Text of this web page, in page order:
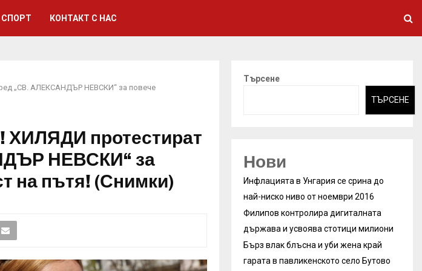
СПОРТ КОНТАКТ С НАС
„СВ. АЛЕКСАНДЪР НЕВСКИ“ за повече
протестират
НЕВСКИ“ за
на пътя! (Снимки)
Търсене
ТЪРСЕНЕ
Нови
Инфлацията в Унгария се срина до
най-ниско ниво от ноември 2016
Филипов контролира дигиталната
държава и усвоява стотици милиони
Бърз влак блъсна и уби жена край
гарата в павликенското село Бутово